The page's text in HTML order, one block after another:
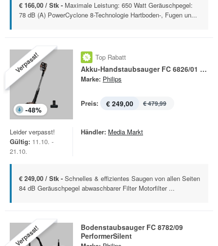
€ 166,00 / Stk - Maximale Leistung: 650 Watt Geräuschpegel:
78 dB (A) PowerCyclone 8-Technologie Hartboden-, Fugen un...
Verpasst!
-48%
Top Rabatt
Akku-Handstaubsauger FC 6826/01 2in1
Marke: Philips
Preis: € 249,00 € 479,99
Leider verpasst!
Gültig: 11.10. -
21.10.
Händler: Media Markt
€ 249,00 / Stk - Schnelles & effizientes Saugen von allen Seiten
84 dB Geräuschpegel abwaschbarer Filter Motorfilter ...
Verpasst!
Bodenstaubsauger FC 8782/09
PerformerSilent